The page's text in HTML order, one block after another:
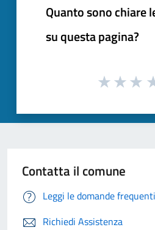
Quanto sono chiare
su questa pagina?
Contatta il comune
Leggi le domande frequenti
Richiedi Assistenza